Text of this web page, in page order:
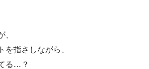
、
を指さしながら、
る…？